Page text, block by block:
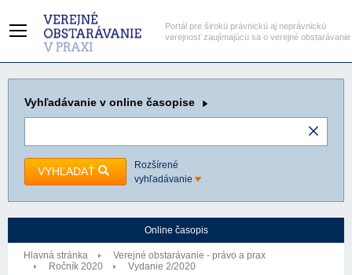
Portál pre širokú právnickú aj neprávnickú
verejnosť zaujímajúcu sa o verejné obstarávanie
Vyhľadávanie v online časopise
VYHĽADAŤ
Rozšírené
vyhľadávanie
Online časopis
Hlavná stránka
Verejné obstarávanie - právo a prax
Ročník 2020
Vydanie 2/2020